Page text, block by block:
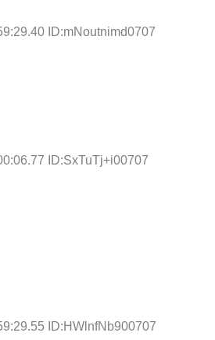
ID:mNoutnimd0707
ID:SxTuTj+i00707
ID:HWlnfNb900707